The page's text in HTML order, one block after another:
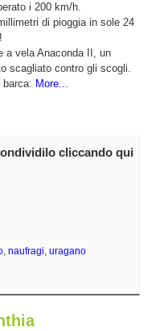
i 200 km/h.
di pioggia in sole 24
a vela Anaconda II, un
scagliato contro gli scogli.
More...
cliccando qui
, naufragi, uragano